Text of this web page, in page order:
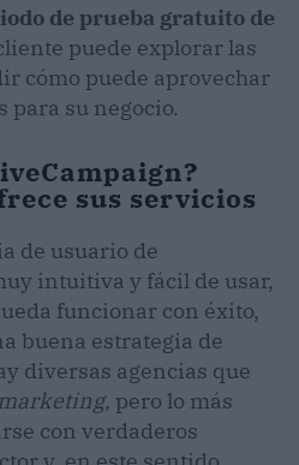
de prueba gratuito de
puede explorar las
cómo puede aprovechar
para su negocio.
sus servicios
de usuario de
intuitiva y fácil de usar,
funcionar con éxito,
buena estrategia de
diversas agencias que
pero lo más
con verdaderos